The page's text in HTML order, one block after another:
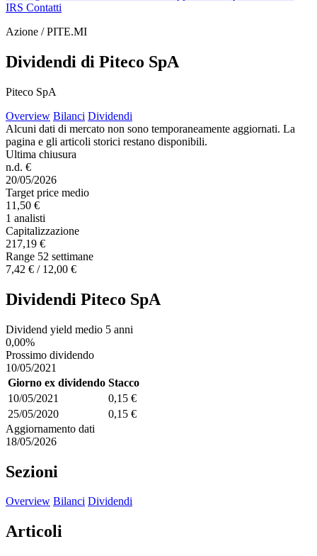
IRS Contatti
Azione / PITE.MI
Dividendi di Piteco SpA
Piteco SpA
Overview Bilanci Dividendi
Alcuni dati di mercato non sono temporaneamente aggiornati. La
pagina e gli articoli storici restano disponibili.
Ultima chiusura
n.d. €
20/05/2026
Target price medio
11,50 €
1 analisti
Capitalizzazione
217,19 €
Range 52 settimane
7,42 € / 12,00 €
Dividendi Piteco SpA
Dividend yield medio 5 anni
0,00%
Prossimo dividendo
10/05/2021
Giorno ex dividendo Stacco
10/05/2021
0,15 €
25/05/2020
0,15 €
Aggiornamento dati
18/05/2026
Sezioni
Overview Bilanci Dividendi
Articoli